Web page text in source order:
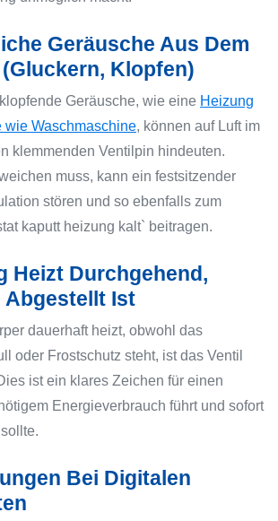
Geräusche Aus Dem
Klopfen)
Geräusche, wie eine Heizung
wie Waschmaschine, können auf Luft im
klemmenden Ventilpin hindeuten.
muss, kann ein festsitzender
stören und so ebenfalls zum
kaputt heizung kalt` beitragen.
Heizt Durchgehend,
Abgestellt Ist
dauerhaft heizt, obwohl das
oder Frostschutz steht, ist das Ventil
ist ein klares Zeichen für einen
Energieverbrauch führt und sofort
Bei Digitalen